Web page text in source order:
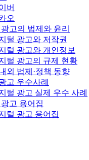
버
오
고의 법제와 윤리
털 광고와 저작권
털 광고와 개인정보
털 광고의 규제 현황
외 법제·정책 동향
고 우수사례
털 광고 실제 우수 사례
고 용어집
털 광고 용어집